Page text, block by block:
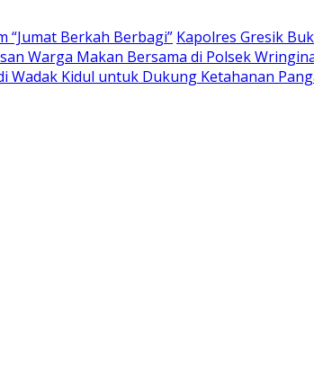
“Jumat Berkah Berbagi” Kapolres Gresik
Warga Makan Bersama di Polsek
Kidul untuk Dukung Ketahanan